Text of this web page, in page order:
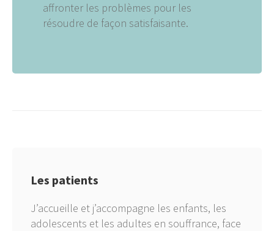
affronter les problèmes pour les
résoudre de façon satisfaisante.
Les patients
J’accueille et j’accompagne les enfants, les
adolescents et les adultes en souffrance, face